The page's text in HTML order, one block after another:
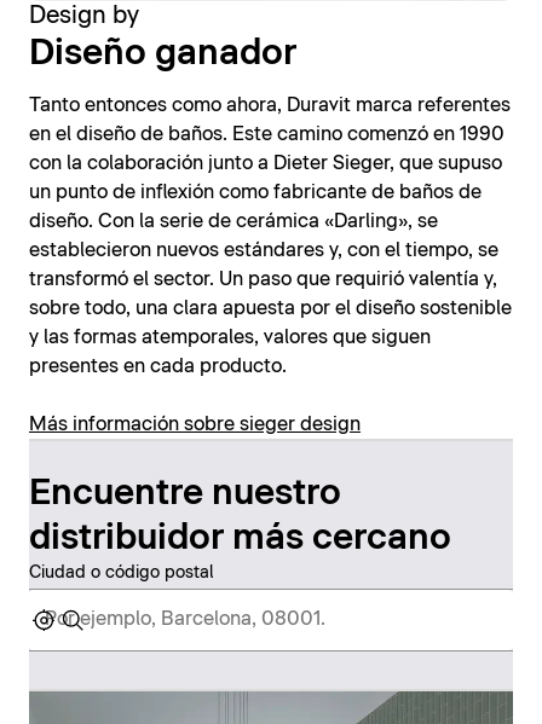
Design by
Diseño ganador
Tanto entonces como ahora, Duravit marca referentes
en el diseño de baños. Este camino comenzó en 1990
con la colaboración junto a Dieter Sieger, que supuso
un punto de inflexión como fabricante de baños de
diseño. Con la serie de cerámica «Darling», se
establecieron nuevos estándares y, con el tiempo, se
transformó el sector. Un paso que requirió valentía y,
sobre todo, una clara apuesta por el diseño sostenible
y las formas atemporales, valores que siguen
presentes en cada producto.
Más información sobre sieger design
Encuentre nuestro
distribuidor más cercano
Ciudad o código postal